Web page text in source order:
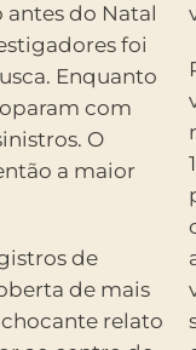
do Natal
foi
Enquanto
com
O
a maior
de
de mais
relato